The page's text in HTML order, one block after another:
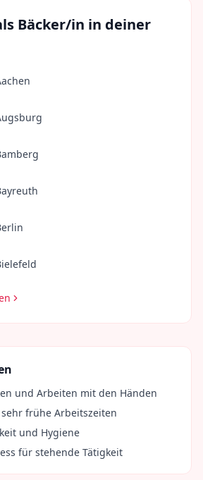
Bäcker/in in deiner
und Arbeiten mit den Händen
frühe Arbeitszeiten
und Hygiene
für stehende Tätigkeit